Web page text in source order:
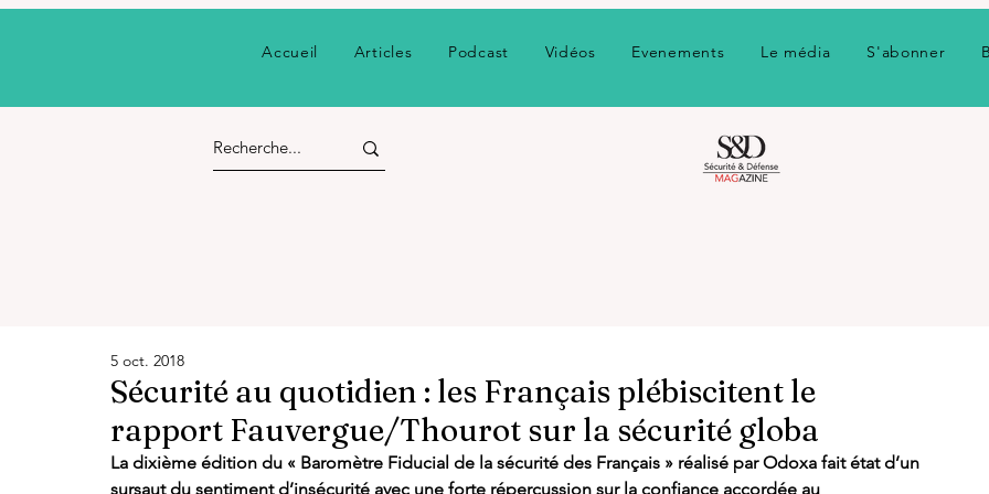
Accueil Articles Podcast Vidéos Evenements Le média S'abonner
Sécurité au quotidien : les Français plébiscitent le
rapport Fauvergue/Thourot sur la sécurité globa
5 oct. 2018
La dixième édition du « Baromètre Fiducial de la sécurité des Français » réalisé par Odoxa fait état d’un
sursaut du sentiment d’insécurité avec une forte répercussion sur la confiance accordée au